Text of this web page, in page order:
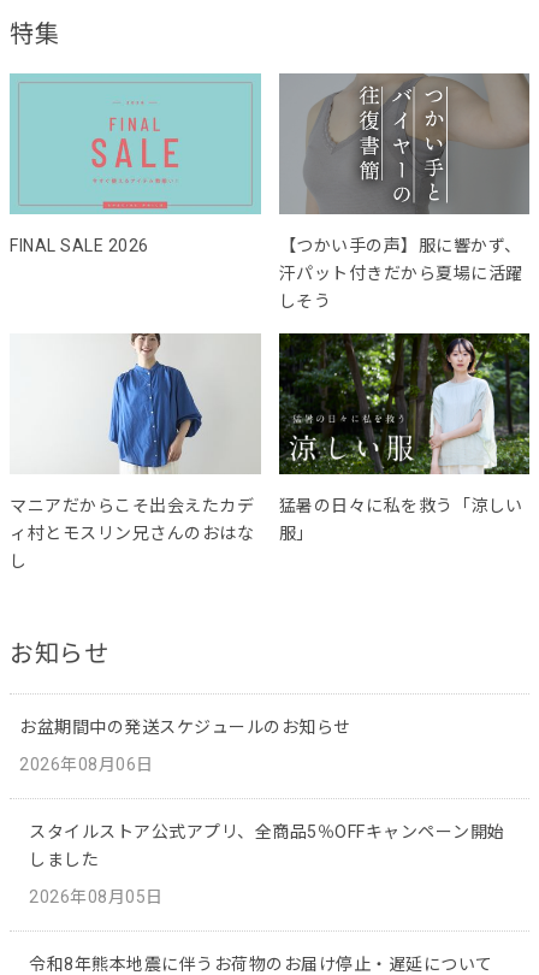
特集
FINAL SALE 2026
【つかい手の声】服に響かず、
汗パット付きだから夏場に活躍
しそう
マニアだからこそ出会えたカデ
ィ村とモスリン兄さんのおはな
し
猛暑の日々に私を救う「涼しい
服」
お知らせ
お盆期間中の発送スケジュールのお知らせ
2026年08月06日
スタイルストア公式アプリ、全商品5％OFFキャンペーン開始
しました
2026年08月05日
令和8年熊本地震に伴うお荷物のお届け停止・遅延について